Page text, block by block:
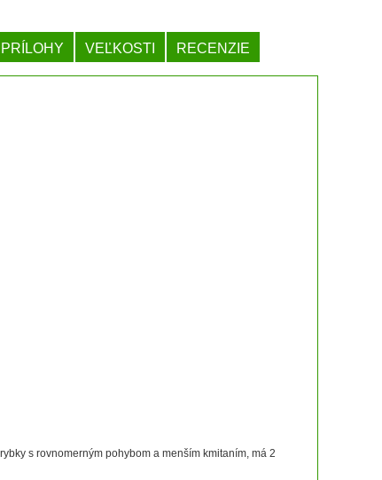
PRÍLOHY VEĽKOSTI RECENZIE
s rovnomerným pohybom a menším kmitaním, má 2